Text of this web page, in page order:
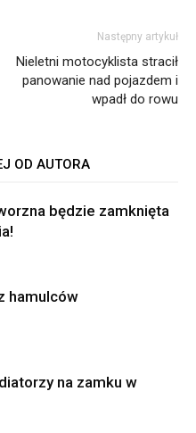
Następny artykuł
Nieletni motocyklista stracił
panowanie nad pojazdem i
wpadł do rowu
OD AUTORA
będzie zamknięta
hamulców
na zamku w